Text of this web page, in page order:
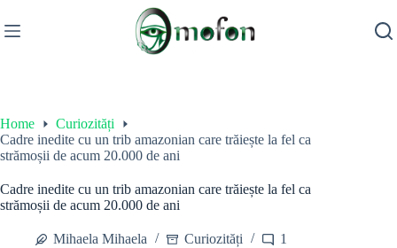
to
content
Home
Curiozități
Cadre inedite cu un trib amazonian care trăiește la fel ca
strămoșii de acum 20.000 de ani
Cadre inedite cu un trib amazonian care trăiește la fel ca
strămoșii de acum 20.000 de ani
Mihaela Mihaela Curiozități 1